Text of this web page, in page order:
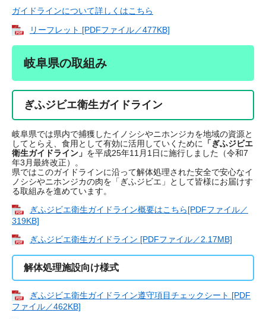
ガイドラインについて詳しくはこちら
リーフレット [PDFファイル／477KB]
岐阜県の取組み
ぎふジビエ衛生ガイドライン
岐阜県では県内で捕獲したイノシシやニホンジカを地域の資源と
してとらえ、食用として有効に活用していくために 「ぎふジビエ
衛生ガイドライン」 を平成25年11月1日に施行しました（令和7
年3月最終改正）。
県ではこのガイドラインに沿って解体処理された安全で安心なイ
ノシシやニホンジカの肉を「ぎふジビエ」として皆様にお届けす
る取組みを進めています。
ぎふジビエ衛生ガイドライン概要はこちら[PDFファイル／
319KB]
ぎふジビエ衛生ガイドライン [PDFファイル／2.17MB]
解体処理施設向け様式
ぎふジビエ衛生ガイドライン遵守項目チェックシート [PDF
ファイル／462KB]